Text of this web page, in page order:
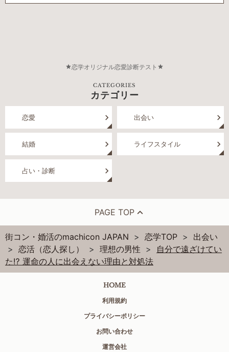
恋学オリジナル恋愛診断テスト
CATEGORIES
カテゴリー
恋愛 出会い
結婚 ライフスタイル
占い・診断
PAGE TOP
街コン・婚活のmachicon JAPAN 恋学TOP
出会い
恋活（恋人探し）
理想の男性
自分で遠ざけてい
た⁉ 運命の人に出会えない理由と対処法
HOME
利用規約
プライバシーポリシー
お問い合わせ
運営会社